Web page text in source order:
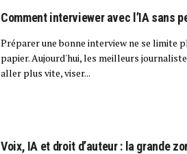
Comment interviewer avec l’IA sans
Préparer une bonne interview ne se limite
papier. Aujourd'hui, les meilleurs
aller plus vite, viser...
Voix, IA et droit d’auteur : la grande